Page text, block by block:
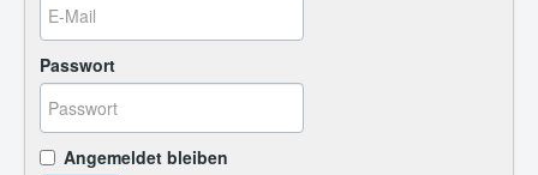
Passwort
Angemeldet bleiben